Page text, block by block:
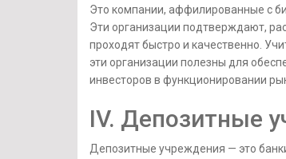
Это компании, аффилированные с
Эти организации подтверждают,
проходят быстро и качественно.
эти организации полезны для
инвесторов в функционировании
IV. Депозитные
Депозитные учреждения — это